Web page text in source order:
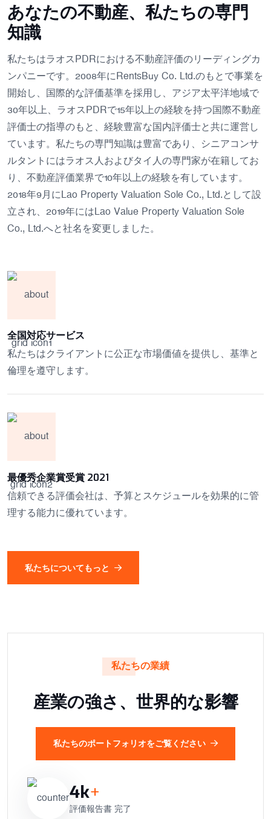
あなたの不動産、私たちの専門
知識
私たちはラオスPDRにおける不動産評価のリーディングカ
ンパニーです。2008年にRentsBuy Co. Ltd.のもとで事業を
開始し、国際的な評価基準を採用し、アジア太平洋地域で
30年以上、ラオスPDRで15年以上の経験を持つ国際不動産
評価士の指導のもと、経験豊富な国内評価士と共に運営し
ています。私たちの専門知識は豊富であり、シニアコンサ
ルタントにはラオス人およびタイ人の専門家が在籍してお
り、不動産評価業界で10年以上の経験を有しています。
2018年9月にLao Property Valuation Sole Co., Ltd.として設
立され、2019年にはLao Value Property Valuation Sole
Co., Ltd.へと社名を変更しました。
全国対応サービス
私たちはクライアントに公正な市場価値を提供し、基準と
倫理を遵守します。
最優秀企業賞受賞 2021
信頼できる評価会社は、予算とスケジュールを効果的に管
理する能力に優れています。
私たちについてもっと
私たちの業績
産業の強さ、世界的な影響
私たちのポートフォリオをご覧ください
4k+
評価報告書 完了